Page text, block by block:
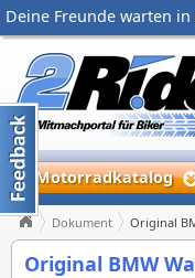
Deine Freunde warten
Motorradkatalog
Dokument Original
Original BMW